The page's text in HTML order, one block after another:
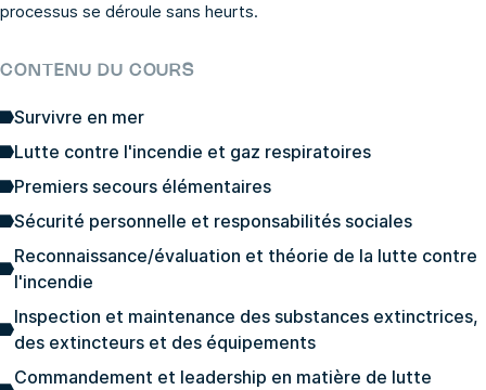
processus se déroule sans heurts.
CONTENU DU COURS
Survivre en mer
Lutte contre l'incendie et gaz respiratoires
Premiers secours élémentaires
Sécurité personnelle et responsabilités sociales
Reconnaissance/évaluation et théorie de la lutte contre
l'incendie
Inspection et maintenance des substances extinctrices,
des extincteurs et des équipements
Commandement et leadership en matière de lutte